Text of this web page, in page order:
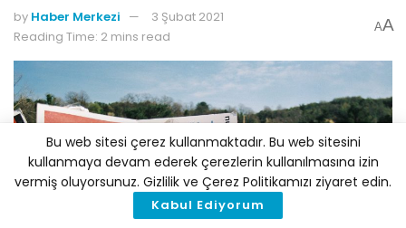
by Haber Merkezi
3 Şubat 2021
Reading Time: 2 mins read
AA
Bu web sitesi çerez kullanmaktadır. Bu web sitesini
kullanmaya devam ederek çerezlerin kullanılmasına izin
vermiş oluyorsunuz. Gizlilik ve Çerez Politikamızı ziyaret edin.
Kabul Ediyorum